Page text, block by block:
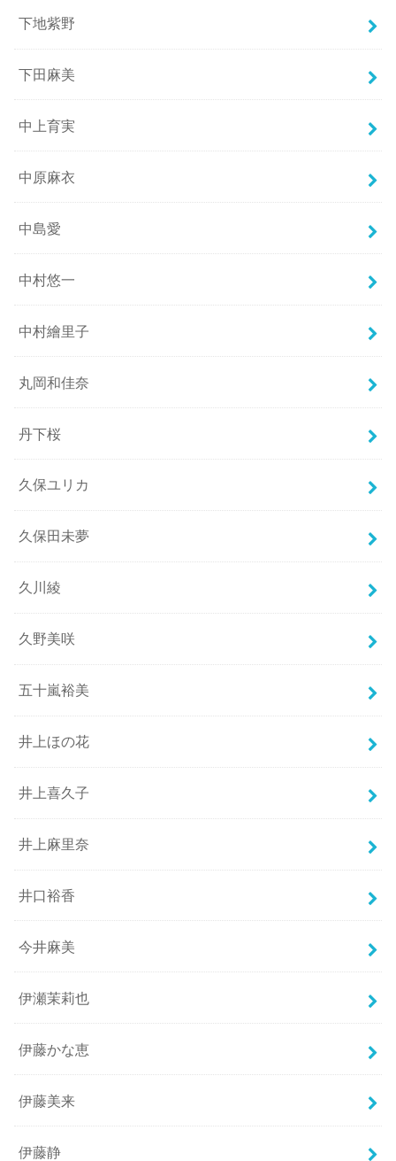
下地紫野
下田麻美
中上育実
中原麻衣
中島愛
中村悠一
中村繪里子
丸岡和佳奈
丹下桜
久保ユリカ
久保田未夢
久川綾
久野美咲
五十嵐裕美
井上ほの花
井上喜久子
井上麻里奈
井口裕香
今井麻美
伊瀬茉莉也
伊藤かな恵
伊藤美来
伊藤静